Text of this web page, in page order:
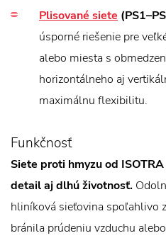
Plisované siete
úsporné riešenie pre
alebo miesta s
horizontálneho aj
maximálnu flexibilitu.
Funkčnosť
Siete proti hmyzu od
detail aj dlhú životnosť.
hliníková sieťovina spoľahlivo
bránila prúdeniu vzduchu